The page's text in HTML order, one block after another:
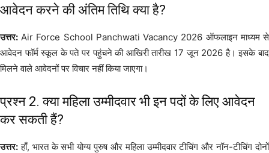
आवेदन करने की अंतिम तिथि क्या है?
उत्तर: Air Force School Panchwati Vacancy 2026 ऑफलाइन माध्यम से
आवेदन फॉर्म स्कूल के पते पर पहुंचने की आखिरी तारीख 17 जून 2026 है। इसके बाद
मिलने वाले आवेदनों पर विचार नहीं किया जाएगा।
प्रश्न 2. क्या महिला उम्मीदवार भी इन पदों के लिए आवेदन
कर सकती हैं?
उत्तर: हाँ, भारत के सभी योग्य पुरुष और महिला उम्मीदवार टीचिंग और नॉन-टीचिंग दोनों